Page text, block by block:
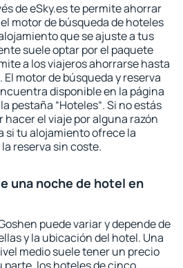
de eSky.es te permite ahorrar
motor de búsqueda de hoteles
que se ajuste a tus
suele optar por el paquete
a los viajeros ahorrarse hasta
motor de búsqueda y reserva
disponible en la página
pestaña “Hoteles“. Si no estás
hacer el viaje por alguna razón
si tu alojamiento ofrece la
reserva sin coste.
una noche de hotel en
puede variar y depende de
y la ubicación del hotel. Una
medio suele tener un precio